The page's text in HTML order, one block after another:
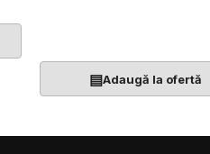
▤Adaugă la ofertă